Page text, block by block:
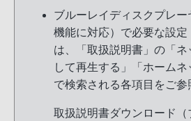
ブルーレイディスクプレ
機能に対応）で必要な設定
は、「取扱説明書」の「
して再生する」「ホーム
で検索される各項目をご参
取扱説明書ダウンロード（